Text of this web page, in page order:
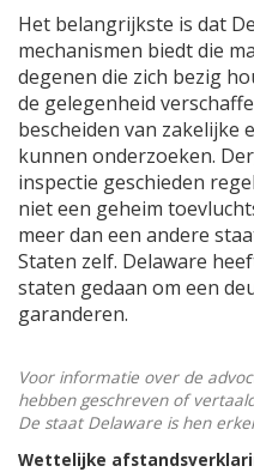
Het belangrijkste is dat
mechanismen biedt die
degenen die zich bezig
de gelegenheid
bescheiden van zakelijke
kunnen onderzoeken.
inspectie geschieden
niet een geheim
meer dan een andere
Staten zelf. Delaware
staten gedaan om een
garanderen.
Voor informatie over de
hebben geschreven of
De staat Delaware is hen
Wettelijke